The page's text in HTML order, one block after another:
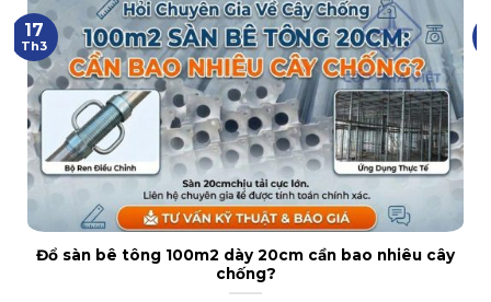
Đổ sàn bê tông 100m2 dày 20cm cần bao nhiêu cây
chống?
17
Th3